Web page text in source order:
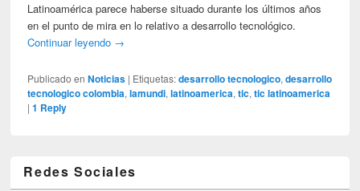
Latinoamérica parece haberse situado durante los últimos años
en el punto de mira en lo relativo a desarrollo tecnológico.
Continuar leyendo →
Publicado en Noticias | Etiquetas: desarrollo tecnologico,desarrollo
tecnologico colombia,lamundi,latinoamerica,tic,tic latinoamerica
|1 Reply
Redes Sociales